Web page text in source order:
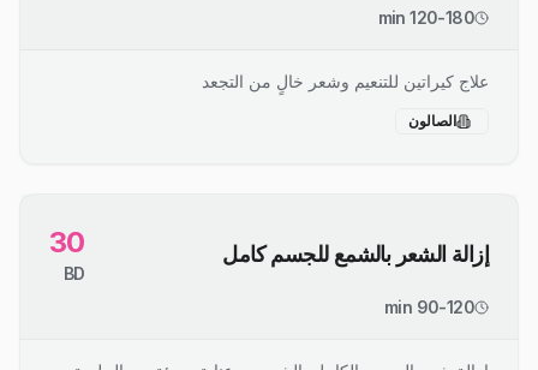
120-180 min
علاج كيراتين للتنعيم وشعر خالٍ من التجعد
الصالون
إزالة الشعر بالشمع للجسم كامل 30
BD
90-120 min